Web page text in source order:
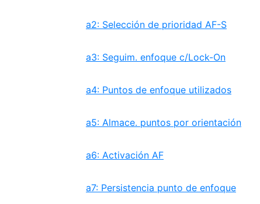
a2: Selección de prioridad AF-S
a3: Seguim. enfoque c/Lock-On
a4: Puntos de enfoque utilizados
a5: Almace. puntos por orientación
a6: Activación AF
a7: Persistencia punto de enfoque